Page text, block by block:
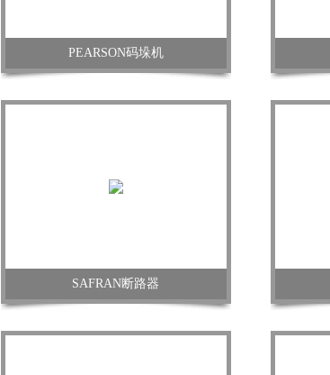
PEARSON码垛机
SAFRAN断路器